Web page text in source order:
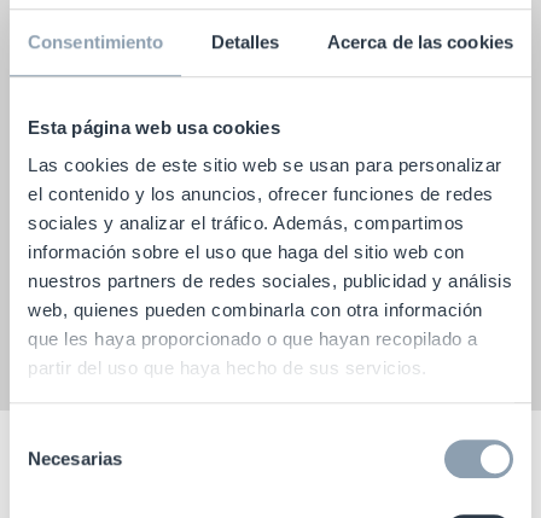
Consentimiento Detalles Acerca de las cookies
Esta página web usa cookies
Las cookies de este sitio web se usan para personalizar
el contenido y los anuncios, ofrecer funciones de redes
sociales y analizar el tráfico. Además, compartimos
información sobre el uso que haga del sitio web con
nuestros partners de redes sociales, publicidad y análisis
web, quienes pueden combinarla con otra información
que les haya proporcionado o que hayan recopilado a
partir del uso que haya hecho de sus servicios.
Necesarias
Nuestro equipo etiquetado en
origen puede satisfacer tus
necesidades de etiquetado
durante la fabricación. Gracias a
nuestra gran variedad de
etiquetas, podemos garantizar la
que mejor se adapta a tus
necesidades.
Etiquetado en Origen